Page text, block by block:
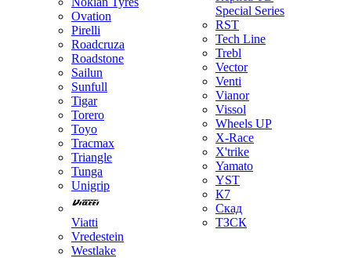
Ovation
Pirelli
Roadcruza
Roadstone
Sailun
Sunfull
Tigar
Torero
Toyo
Tracmax
Triangle
Tunga
Unigrip
Viatti
Vredestein
Westlake
Special Series
RST
Tech Line
Trebl
Vector
Venti
Vianor
Vissol
Wheels UP
X-Race
X'trike
Yamato
YST
К7
Скад
ТЗСК